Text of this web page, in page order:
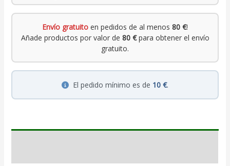
Envío gratuito en pedidos de al menos 80 €!
Añade productos por valor de 80 €para obtener el envío
gratuito.
El pedido mínimo es de 10 €.